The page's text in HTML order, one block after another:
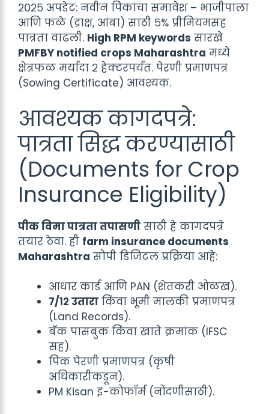
२०२५ अपडेट: नवीन पिकांचा समावेश – भाजीपाला
आणि फळे (द्राक्ष, आंबा) साठी ५% प्रीमियमसह
पात्रता वाढली. High RPM keywords सारखे
PMFBY notified crops Maharashtra मध्ये
क्षेत्रफळ मर्यादा २ हेक्टरपर्यंत. पेरणी प्रमाणपत्र
(Sowing Certificate) आवश्यक.
आवश्यक कागदपत्रे:
पात्रता सिद्ध करण्यासाठी
(Documents for Crop
Insurance Eligibility)
पीक विमा पात्रता तपासणी साठी हे कागदपत्रे
तयार ठेवा. ही farm insurance documents
Maharashtra सोपी डिजिटल प्रक्रिया आहे:
आधार कार्ड आणि PAN (शेतकरी ओळख).
७/१२ उतारा किंवा भूमी मालकी प्रमाणपत्र
(Land Records).
बँक पासबुक किंवा खाते क्रमांक (IFSC
सह).
पिक पेरणी प्रमाणपत्र (कृषी
अधिकारीकडून).
PM Kisan इ-कोफॉर्म (नोंदणीसाठी).